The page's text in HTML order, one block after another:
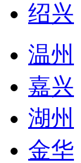
绍兴
温州
嘉兴
湖州
金华